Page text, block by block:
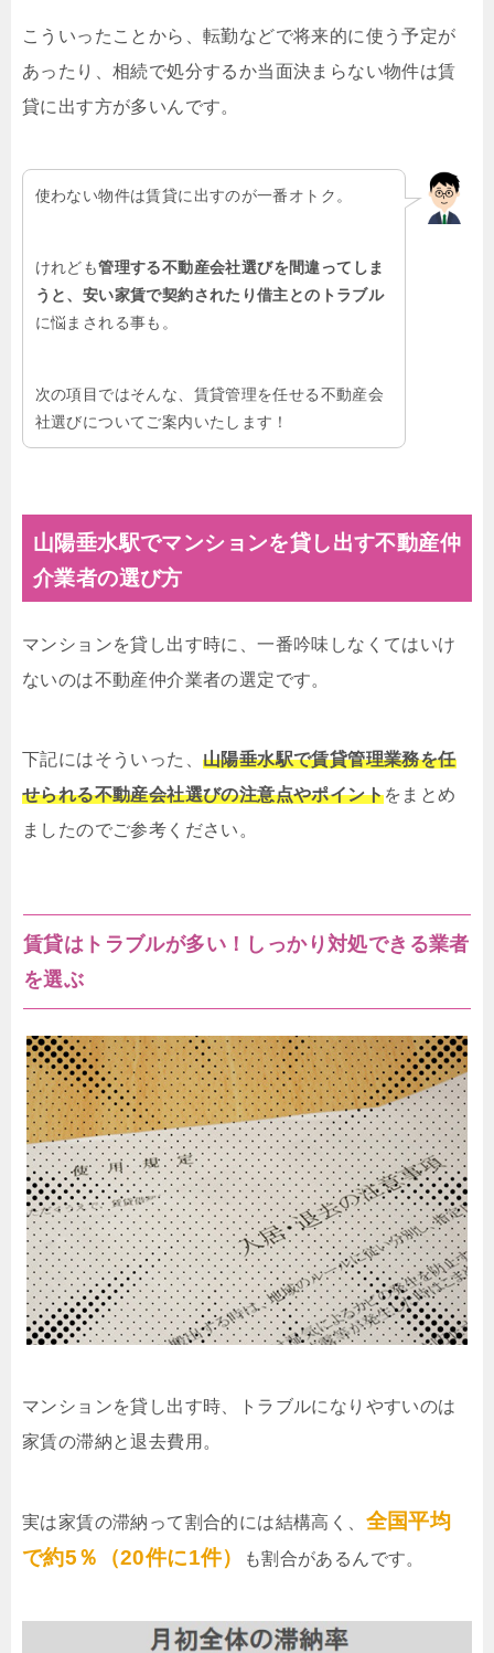
こういったことから、転勤などで将来的に使う予定が
あったり、相続で処分するか当面決まらない物件は賃
貸に出す方が多いんです。
使わない物件は賃貸に出すのが一番オトク。
けれども管理する不動産会社選びを間違ってしま
うと、安い家賃で契約されたり借主とのトラブル
に悩まされる事も。
次の項目ではそんな、賃貸管理を任せる不動産会
社選びについてご案内いたします！
山陽垂水駅でマンションを貸し出す不動産仲
介業者の選び方
マンションを貸し出す時に、一番吟味しなくてはいけ
ないのは不動産仲介業者の選定です。
下記にはそういった、 山陽垂水駅で賃貸管理業務を任
せられる不動産会社選びの注意点やポイントをまとめ
ましたのでご参考ください。
賃貸はトラブルが多い！しっかり対処できる業者
を選ぶ
マンションを貸し出す時、トラブルになりやすいのは
家賃の滞納と退去費用。
実は家賃の滞納って割合的には結構高く、 全国平均
で約5％（20件に1件）
も割合があるんです。